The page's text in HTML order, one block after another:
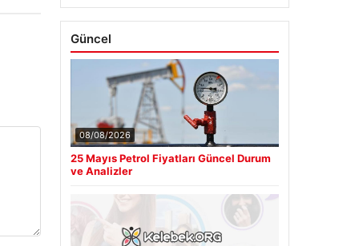
Güncel
08/08/2026
25 Mayıs Petrol Fiyatları Güncel Durum
ve Analizler